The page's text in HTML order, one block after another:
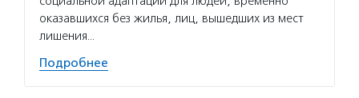
оказавшихся без жилья, лиц, вышедших из мест
лишения…
Подробнее